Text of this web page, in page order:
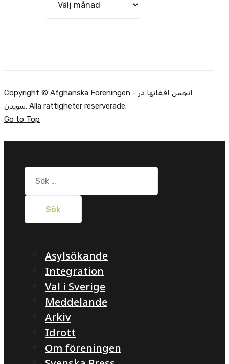
Copyright © Afghanska Föreningen - انجمن افغانها در
سویدن. Alla rättigheter reserverade.
Go to Top
Sök
efter:
Asylsökande
Integration
Val i Sverige
Meddelande
Arkiv
Idrott
Om föreningen